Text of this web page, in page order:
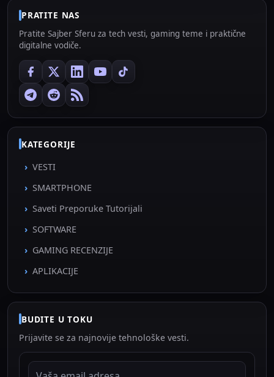
PRATITE NAS
Pratite Sajber Sferu za tech vesti, gaming teme i praktične
digitalne vodiče.
KATEGORIJE
VESTI
SMARTPHONE
Saveti Preporuke Tutorijali
SOFTWARE
GAMING RECENZIJE
APLIKACIJE
BUDITE U TOKU
Prijavite se za najnovije tehnološke vesti.
EMAIL ADRESA